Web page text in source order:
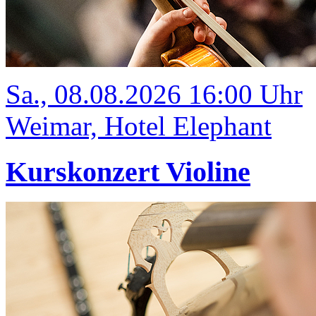
Sa., 08.08.2026 16:00 Uhr
Weimar, Hotel Elephant
Kurskonzert Violine